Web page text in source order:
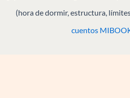
(hora de dormir, estructura,
cuentos